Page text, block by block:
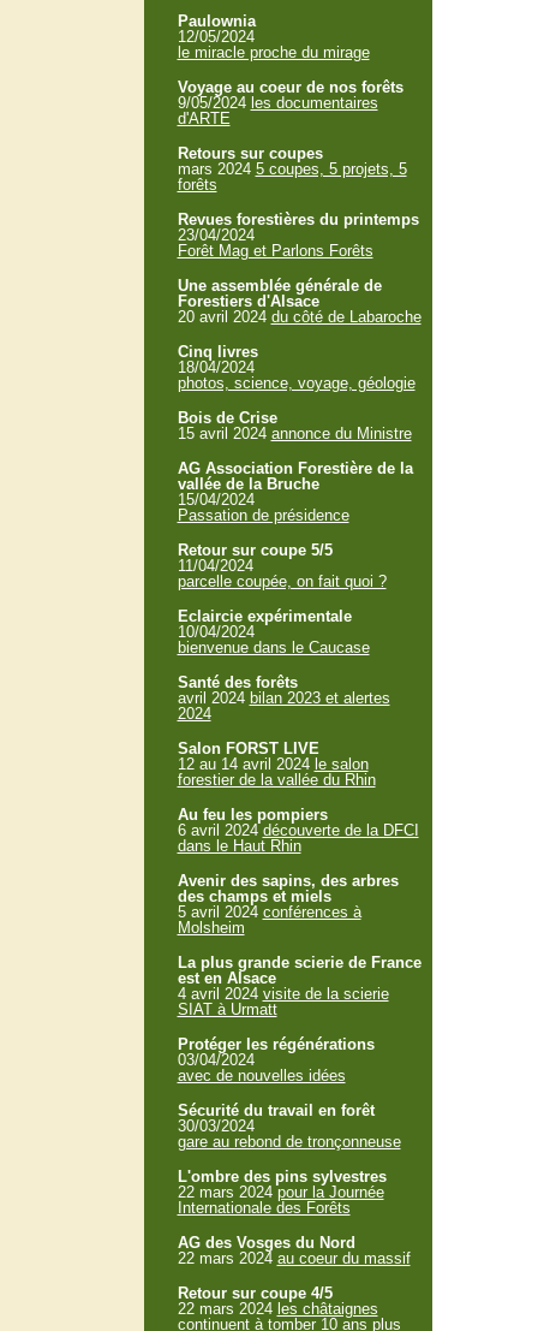
Paulownia
12/05/2024
le miracle proche du mirage
Voyage au coeur de nos forêts
9/05/2024 les documentaires
d'ARTE
Retours sur coupes
mars 2024 5 coupes, 5 projets, 5
forêts
Revues forestières du printemps
23/04/2024
Forêt Mag et Parlons Forêts
Une assemblée générale de
Forestiers d'Alsace
20 avril 2024 du côté de Labaroche
Cinq livres
18/04/2024
photos, science, voyage, géologie
Bois de Crise
15 avril 2024 annonce du Ministre
AG Association Forestière de la
vallée de la Bruche
15/04/2024
Passation de présidence
Retour sur coupe 5/5
11/04/2024
parcelle coupée, on fait quoi ?
Eclaircie expérimentale
10/04/2024
bienvenue dans le Caucase
Santé des forêts
avril 2024 bilan 2023 et alertes
2024
Salon FORST LIVE
12 au 14 avril 2024 le salon
forestier de la vallée du Rhin
Au feu les pompiers
6 avril 2024 découverte de la DFCI
dans le Haut Rhin
Avenir des sapins, des arbres
des champs et miels
5 avril 2024 conférences à
Molsheim
La plus grande scierie de France
est en Alsace
4 avril 2024 visite de la scierie
SIAT à Urmatt
Protéger les régénérations
03/04/2024
avec de nouvelles idées
Sécurité du travail en forêt
30/03/2024
gare au rebond de tronçonneuse
L'ombre des pins sylvestres
22 mars 2024 pour la Journée
Internationale des Forêts
AG des Vosges du Nord
22 mars 2024 au coeur du massif
Retour sur coupe 4/5
22 mars 2024 les châtaignes
continuent à tomber 10 ans plus